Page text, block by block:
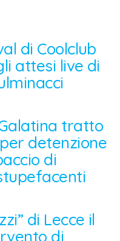
di Coolclub
attesi live di
tratto
detenzione
di
di Lecce il
di